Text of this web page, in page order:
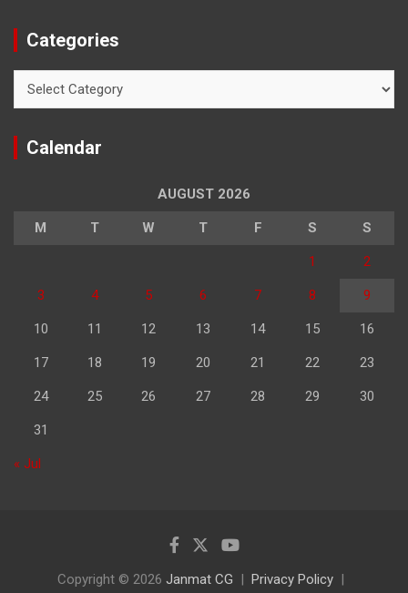
Categories
Calendar
AUGUST 2026
M T W T F S S
1 2
3 4 5 6 7 8 9
10 11 12 13 14 15 16
17 18 19 20 21 22 23
24 25 26 27 28 29 30
31
« Jul
Copyright © 2026 Janmat CG Privacy Policy